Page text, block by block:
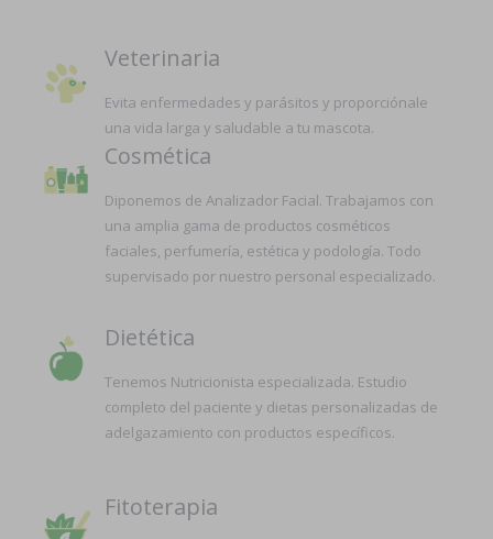
Veterinaria
Evita enfermedades y parásitos y proporciónale
una vida larga y saludable a tu mascota.
Cosmética
Diponemos de Analizador Facial. Trabajamos con
una amplia gama de productos cosméticos
faciales, perfumería, estética y podología. Todo
supervisado por nuestro personal especializado.
Dietética
Tenemos Nutricionista especializada. Estudio
completo del paciente y dietas personalizadas de
adelgazamiento con productos específicos.
Fitoterapia